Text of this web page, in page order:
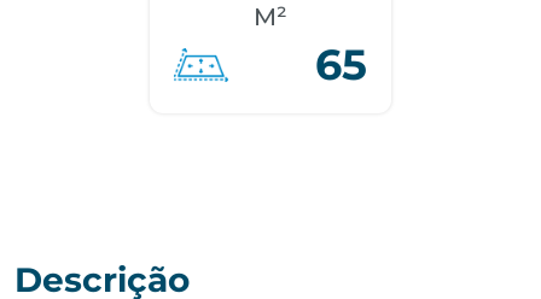
M²
65
Descrição